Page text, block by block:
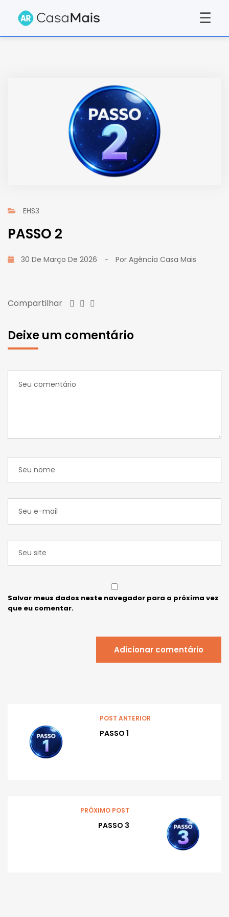
☰
EHS3
PASSO 2
30 De Março De 2026 - Por Agência Casa Mais
Compartilhar
Deixe um comentário
Salvar meus dados neste navegador para a próxima vez
que eu comentar.
Adicionar comentário
POST ANTERIOR
PASSO 1
PRÓXIMO POST
PASSO 3